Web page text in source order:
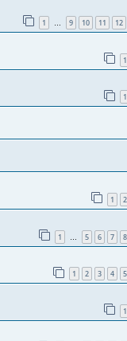
1 … 9 10 11 12
1
1
1 2
1 5 6 7 8
1 2 3 4 5
1